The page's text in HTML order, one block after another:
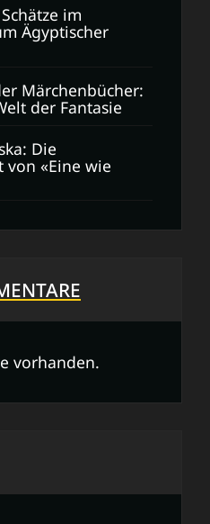
im
Ägyptischer
Märchenbücher:
der Fantasie
Die
von «Eine wie
vorhanden.